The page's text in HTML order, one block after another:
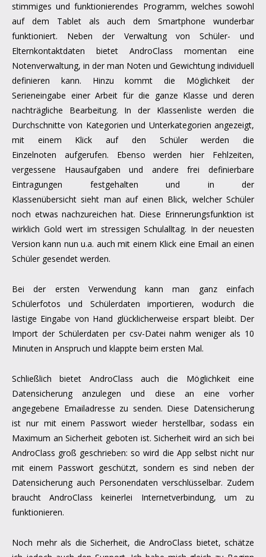
stimmiges und funktionierendes Programm, welches sowohl
auf dem Tablet als auch dem Smartphone wunderbar
funktioniert. Neben der Verwaltung von Schüler- und
Elternkontaktdaten bietet AndroClass momentan eine
Notenverwaltung, in der man Noten und Gewichtung individuell
definieren kann. Hinzu kommt die Möglichkeit der
Serieneingabe einer Arbeit für die ganze Klasse und deren
nachträgliche Bearbeitung. In der Klassenliste werden die
Durchschnitte von Kategorien und Unterkategorien angezeigt,
mit einem Klick auf den Schüler werden die
Einzelnoten aufgerufen. Ebenso werden hier Fehlzeiten,
vergessene Hausaufgaben und andere frei definierbare
Eintragungen festgehalten und in der
Klassenübersicht sieht man auf einen Blick, welcher Schüler
noch etwas nachzureichen hat. Diese Erinnerungsfunktion ist
wirklich Gold wert im stressigen Schulalltag. In der neuesten
Version kann nun u.a. auch mit einem Klick eine Email an einen
Schüler gesendet werden.
Bei der ersten Verwendung kann man ganz einfach
Schülerfotos und Schülerdaten importieren, wodurch die
lästige Eingabe von Hand glücklicherweise erspart bleibt. Der
Import der Schülerdaten per csv-Datei nahm weniger als 10
Minuten in Anspruch und klappte beim ersten Mal.
Schließlich bietet AndroClass auch die Möglichkeit eine
Datensicherung anzulegen und diese an eine vorher
angegebene Emailadresse zu senden. Diese Datensicherung
ist nur mit einem Passwort wieder herstellbar, sodass ein
Maximum an Sicherheit geboten ist. Sicherheit wird an sich bei
AndroClass groß geschrieben: so wird die App selbst nicht nur
mit einem Passwort geschützt, sondern es sind neben der
Datensicherung auch Personendaten verschlüsselbar. Zudem
braucht AndroClass keinerlei Internetverbindung, um zu
funktionieren.
Noch mehr als die Sicherheit, die AndroClass bietet, schätze